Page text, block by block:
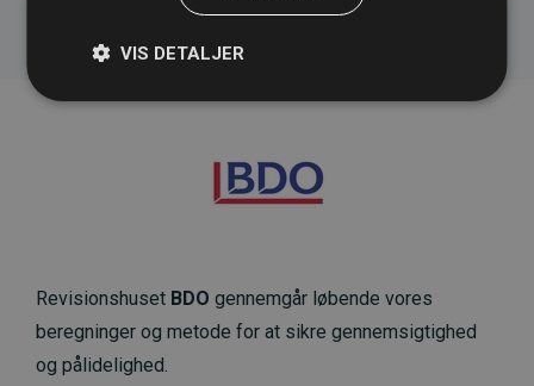
Revisionshuset BDO gennemgår løbende vores
beregninger og metode for at sikre gennemsigtighed
og pålidelighed.
VIS DETALJER